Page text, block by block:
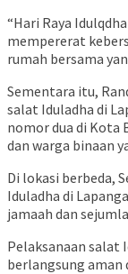
“Hari Raya
mempererat
rumah bersama
Sementara itu,
salat Iduladha di
nomor dua di Kota
dan warga binaan
Di lokasi berbeda,
Iduladha di
jamaah dan
Pelaksanaan salat
berlangsung aman